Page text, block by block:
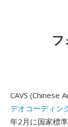
CAVS (Chinese
デオコーディン
年2月に国家標